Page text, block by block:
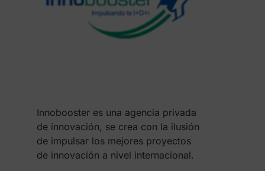
Innobooster es una agencia privada
de innovación, se crea con la ilusión
de impulsar los mejores proyectos
de innovación a nivel internacional.